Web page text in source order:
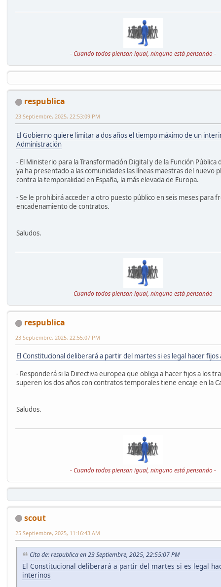
- Cuando todos piensan igual, ninguno está pensando -
respublica
23 Septiembre, 2025, 22:53:09 PM
El Gobierno quiere limitar a dos años el tiempo máximo de un
Administración
- El Ministerio para la Transformación Digital y de la Función Pública
ya ha presentado a las comunidades las líneas maestras del nuevo
contra la temporalidad en España, la más elevada de Europa.
- Se le prohibirá acceder a otro puesto público en seis meses para
encadenamiento de contratos.
Saludos.
- Cuando todos piensan igual, ninguno está pensando -
respublica
23 Septiembre, 2025, 22:55:07 PM
El Constitucional deliberará a partir del martes si es legal hacer
- Responderá si la Directiva europea que obliga a hacer fijos a los
superen los dos años con contratos temporales tiene encaje en la
Saludos.
- Cuando todos piensan igual, ninguno está pensando -
scout
25 Septiembre, 2025, 11:16:43 AM
Cita de: respublica en 23 Septiembre, 2025, 22:55:07 PM
El Constitucional deliberará a partir del martes si es legal
interinos